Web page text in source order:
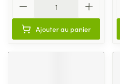
Ajouter au panier